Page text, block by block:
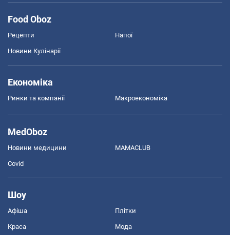
Food Oboz
Рецепти Напої
Новини Кулінарії
Економіка
Ринки та компанії Макроекономіка
MedOboz
Новини медицини MAMACLUB
Covid
Шоу
Афіша Плітки
Краса Мода